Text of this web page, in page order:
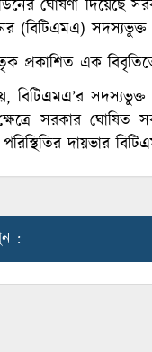
ঘোষণা দিয়েছে
(বিটিএমএ)
প্রকাশিত এক
বিটিএমএ’র
সরকার ঘোষিত
দায়ভার
: